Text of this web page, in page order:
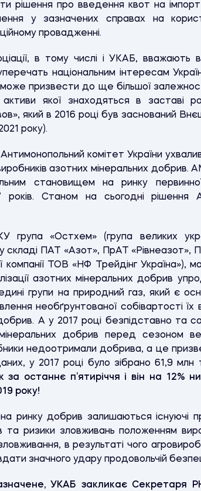
рішення про введення квот на
у зазначених справах на
провадженні.
в тому числі і УКАБ,
національним інтересам
призвести до ще більшої
якої знаходяться в заставі
який в 2016 році був заснований
року).
комітет України
азотних мінеральних
становищем на ринку
років. Станом на сьогодні рішення
група «Остхем» (група великих
складі ПАТ «Азот», ПрАТ
компанії ТОВ «НФ Трейдінг
азотних мінеральних добрив
групи на природний газ, який є
необґрунтованої собівартості
добрив. А у 2017 році безпідставно та
добрив перед сезоном
недоотримали добрива, а це
у 2017 році було зібрано 61,9
за останнє п’ятиріччя і він на 12%
року!
ринку добрив залишаються існуючі
та ризики зловживань положенням
в результаті чого
значного удару продовольчій
УКАБ закликає Секретаря